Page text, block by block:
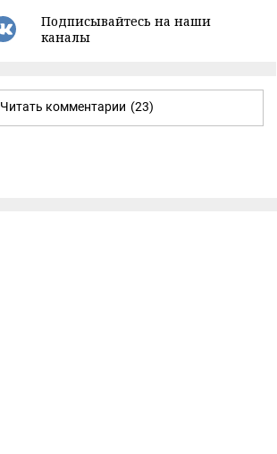
Подписывайтесь на наши
каналы
Читать комментарии (23)